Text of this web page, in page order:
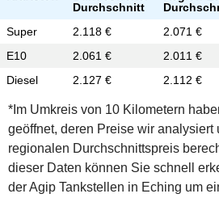
Durchschnitt
Super
2.118 € 2.071 €
E10
2.061 € 2.011 €
Diesel
2.127 € 2.112 €
*Im Umkreis von 10 Kilometern
geöffnet, deren Preise wir analysiert
regionalen Durchschnittspreis
dieser Daten können Sie schnell
der Agip Tankstellen in Eching um